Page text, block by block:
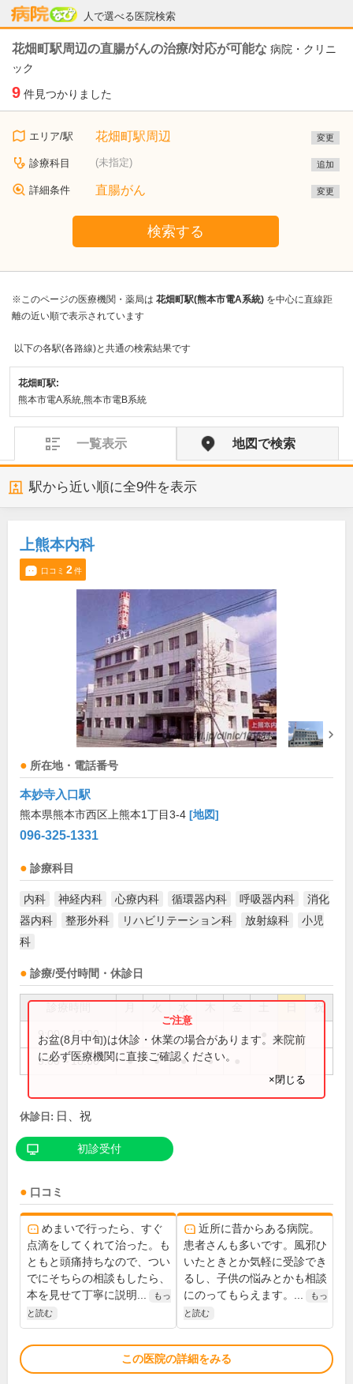
人で選べる医院検索
病院なび
花畑町駅周辺の直腸がんの治療/対応が可能な 病院・クリニ
ック
9 件見つかりました
エリア/駅 花畑町駅周辺 変更
診療科目 (未指定) 追加
詳細条件 直腸がん 変更
検索する
※このページの医療機関・薬局は 花畑町駅(熊本市電A系統) を中心に直線距
離の近い順で表示されています
以下の各駅(各路線)と共通の検索結果です
花畑町駅:
熊本市電A系統,熊本市電B系統
一覧表示 地図で検索
駅から近い順に全9件を表示
上熊本内科
口コミ 2件
所在地・電話番号
本妙寺入口駅
熊本県熊本市西区上熊本1丁目3-4 [地図]
096-325-1331
診療科目
内科 神経内科 心療内科 循環器内科 呼吸器内科
消化
器内科
整形外科 リハビリテーション科 放射線科
小児
科
診療/受付時間・休診日
祝
9:00～13:00
9:00～18:00 ● ● ● ●
お盆(8月中旬)は休診・休業の場合があります。来院前
に必ず医療機関に直接ご確認ください。
×閉じる
休診日: 日、祝
初診受付
口コミ
めまいで行ったら、すぐ
点滴をしてくれて治った。も
ともと頭痛持ちなので、つい
でにそちらの相談もしたら、
本を見せて丁寧に説明...
もっ
と読む
近所に昔からある病院。
患者さんも多いです。風邪ひ
いたときとか気軽に受診でき
るし、子供の悩みとかも相談
にのってもらえます。...
もっ
と読む
この医院の詳細をみる